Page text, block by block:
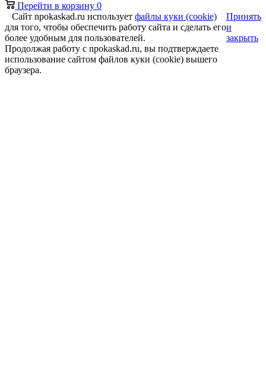
Перейти в корзину 0
Сайт npokaskad.ru использует файлы куки (cookie)
для того, чтобы обеспечить работу сайта и сделать его
более удобным для пользователей.
Продолжая работу с npokaskad.ru, вы подтверждаете
использование сайтом файлов куки (cookie) вышего
браузера.
Принять
и
закрыть